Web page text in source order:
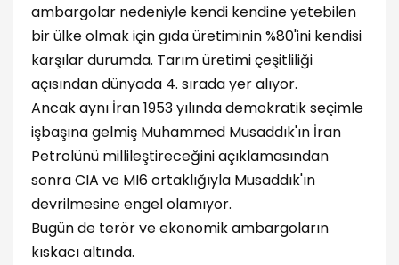
ambargolar nedeniyle kendi kendine yetebilen
bir ülke olmak için gıda üretiminin %80'ini kendisi
karşılar durumda. Tarım üretimi çeşitliliği
açısından dünyada 4. sırada yer alıyor.
Ancak aynı İran 1953 yılında demokratik seçimle
işbaşına gelmiş Muhammed Musaddık'ın İran
Petrolünü millileştireceğini açıklamasından
sonra CIA ve MI6 ortaklığıyla Musaddık'ın
devrilmesine engel olamıyor.
Bugün de terör ve ekonomik ambargoların
kıskacı altında.